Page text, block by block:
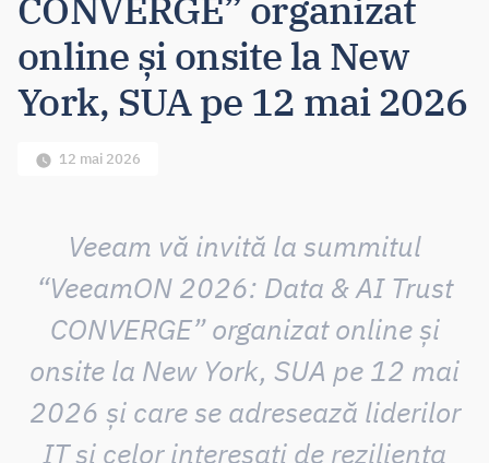
online și onsite la New
York, SUA pe 12 mai 2026
12 mai 2026
Veeam vă invită la summitul
“VeeamON 2026: Data & AI Trust
CONVERGE” organizat online și
onsite la New York, SUA pe 12 mai
2026 și care se adresează liderilor
IT și celor interesați de reziliența